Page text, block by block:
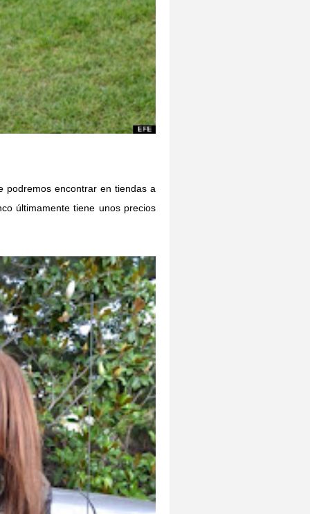
podremos encontrar en tiendas a
últimamente tiene unos precios